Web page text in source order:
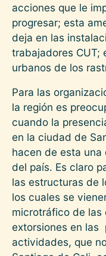
acciones que le
progresar; esta
deja en las
trabajadores CUT;
urbanos de los
Para las
la región es
cuando la
en la ciudad de
hacen de esta
del país. Es claro
las estructuras de
los cuales se
microtráfico de
extorsiones en las
actividades, que